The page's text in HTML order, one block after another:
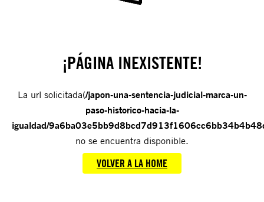
¡PÁGINA INEXISTENTE!
La url solicitada(/japon-una-sentencia-judicial-marca-un-
paso-historico-hacia-la-
igualdad/
no se encuentra disponible.
VOLVER A LA HOME